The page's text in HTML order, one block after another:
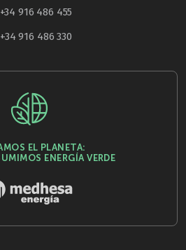
+34 916 486 455
+34 916 486 330
EL PLANETA:
ENERGÍA VERDE